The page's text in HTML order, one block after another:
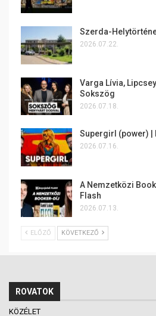
Szerda-
2026.07.22.
Varga Lívia, Lipcsey
Sokszög
2026.07.18.
Supergirl (power) |
2026.07.16.
A Nemzetközi
Flash
2026.07.13.
ELŐZŐ KÖVETKEZŐ
ROVATOK
KÖZÉLET